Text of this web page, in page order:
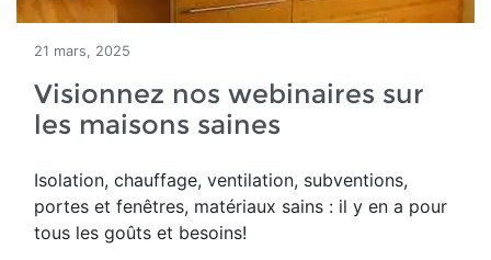
21 mars, 2025
Visionnez nos webinaires sur
les maisons saines
Isolation, chauffage, ventilation, subventions,
portes et fenêtres, matériaux sains : il y en a pour
tous les goûts et besoins!